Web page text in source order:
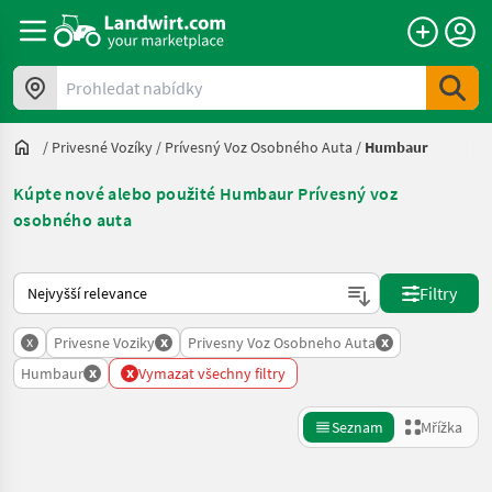
Prohledat nabídky
/ Privesné Vozíky / Prívesný Voz Osobného Auta / Humbaur
Kúpte nové alebo použité Humbaur Prívesný voz
osobného auta
Takto se řadí nabídky na Landwirt.com
Filtry
x Privesne Voziky x Privesny Voz Osobneho Auta x
Humbaur x x Vymazat všechny filtry
Seznam Mřížka